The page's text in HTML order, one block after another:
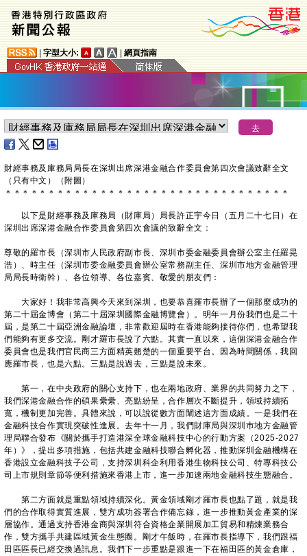
字型大小: 網頁指南
​財經事務及庫務局局長在深圳出席深港金融合作委員會第四次會議致辭全文
（只有中文）（附圖）
＊ ＊ ＊ ＊ ＊ ＊ ＊ ＊ ＊ ＊ ＊ ＊ ＊ ＊ ＊ ＊ ＊ ＊ ＊ ＊ ＊ ＊ ＊ ＊ ＊ ＊ ＊ ＊ ＊ ＊ ＊ ＊ ＊
以下是財經事務及庫務局（財庫局）局長許正宇今日（五月二十七日）在
深圳出席深港金融合作委員會第四次會議的致辭全文：
尊敬的羅市長（深圳市人民政府副市長、深圳市委金融委員會辦公室主任羅晃
浩）、時主任（深圳市委金融委員會辦公室常務副主任、深圳市地方金融管理
局局長時衛幹）、各位領導、各位嘉賓、敬愛的朋友們：
大家好！我非常高興今天來到深圳，也要恭喜羅巿長辦了一個那麼成功的
第二十屆金博會（第二十屆深圳國際金融博覽會）。明年一月份我們也是二十
屆，是第二十屆亞洲金融論壇，非常歡迎屆時在香港能夠接待你們，也希望我
們能夠有更多交流。剛才羅市長說了六點。其實一直以來，這個深港金融合作
委員會也是我們官民商三方面精英翹楚的一個重要平台。因為時間關係，我回
應羅市長，也是六點。三點是說過去，三點是說未來。
第一，在中央政府的關心支持下，也在兩地政府、業界的共同努力之下，
我們深港金融合作的碩果纍纍、亮點紛呈，合作層次不斷提升，領域持續拓
寬，機制更加完善。具體來說，可以說從數方面闡述這方面成績。一是我們在
金融科技合作實現突破性進展。去年十一月，我們財庫局與深圳巿地方金融管
理局聯合發布《關於攜手打造港深全球金融科技中心的行動方案（2025-2027
年）》，提出多項措施，包括共建金融科技聯合孵化器，推動深圳金融機構在
香港設立金融科技子公司，支持深圳科企利用香港生物科技公司、特專科技公
司上市規則章節等便利措施來香港上市，進一步加速兩地金融科技生態融合。
第二方面就是重點領域持續深化。黃金領域剛才羅市長也點了題，就是我
們的合作取得實質進展，雙方成功簽署合作備忘錄，進一步推動黃金產業的深
層協作。通過支持香港金商與深圳符合資格企業開展加工貿易和精煉業務合
作，雙方攜手共建區域黃金生態圈。剛才午飯時，在羅市長指導下，我們跟福
田區區長已經交換過訊息。我們下一步重點是跟進一下在福田區的黃金倉庫，